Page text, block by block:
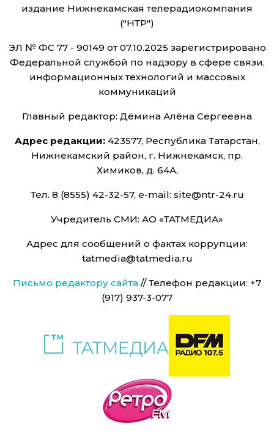
издание Нижнекамская телерадиокомпания
("НТР")
ЭЛ № ФС 77 - 90149 от 07.10.2025 зарегистрировано
Федеральной службой по надзору в сфере связи,
информационных технологий и массовых
коммуникаций
Главный редактор: Дёмина Алёна Сергеевна
Адрес редакции:423577, Республика Татарстан,
Нижнекамский район, г. Нижнекамск, пр.
Химиков, д. 64А,
Тел. 8 (8555) 42-32-57, e-mail: site@ntr-24.ru
Учредитель СМИ: АО «ТАТМЕДИА»
Адрес для сообщений о фактах коррупции:
tatmedia@tatmedia.ru
Письмо редактору сайта // Телефон редакции: +7
(917) 937-3-077